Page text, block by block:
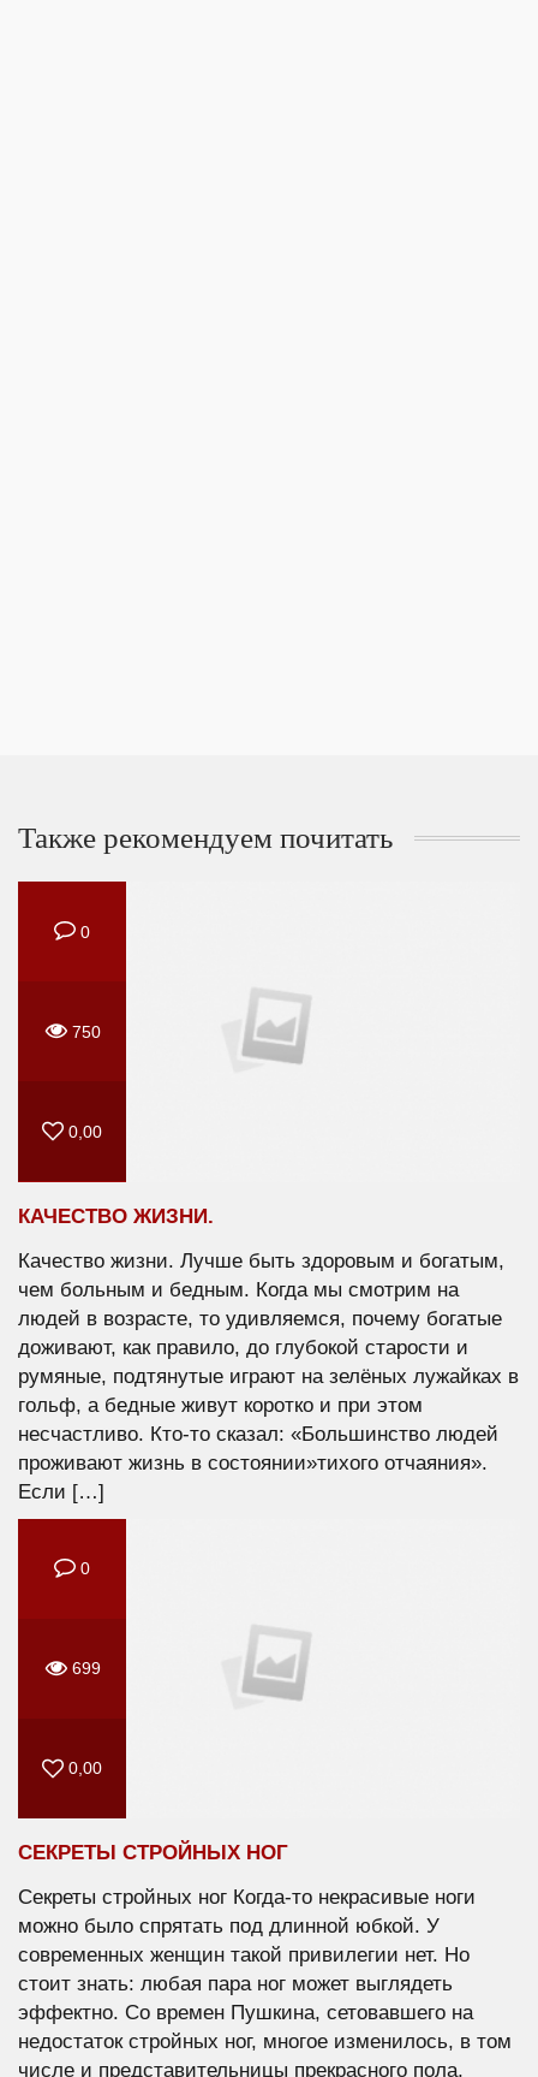
Также рекомендуем почитать
0
750
0,00
КАЧЕСТВО ЖИЗНИ.
Качество жизни. Лучше быть здоровым и богатым,
чем больным и бедным. Когда мы смотрим на
людей в возрасте, то удивляемся, почему богатые
доживают, как правило, до глубокой старости и
румяные, подтянутые играют на зелёных лужайках в
гольф, а бедные живут коротко и при этом
несчастливо. Кто-то сказал: «Большинство людей
проживают жизнь в состоянии»тихого отчаяния».
Если […]
0
699
0,00
СЕКРЕТЫ СТРОЙНЫХ НОГ
Секреты стройных ног Когда-то некрасивые ноги
можно было спрятать под длинной юбкой. У
современных женщин такой привилегии нет. Но
стоит знать: любая пара ног может выглядеть
эффектно. Со времен Пушкина, сетовавшего на
недостаток стройных ног, многое изменилось, в том
числе и представительницы прекрасного пола,